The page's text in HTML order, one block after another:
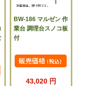
BW-186 マルゼン 作
業台 調理台スノコ板
付
43,020 円